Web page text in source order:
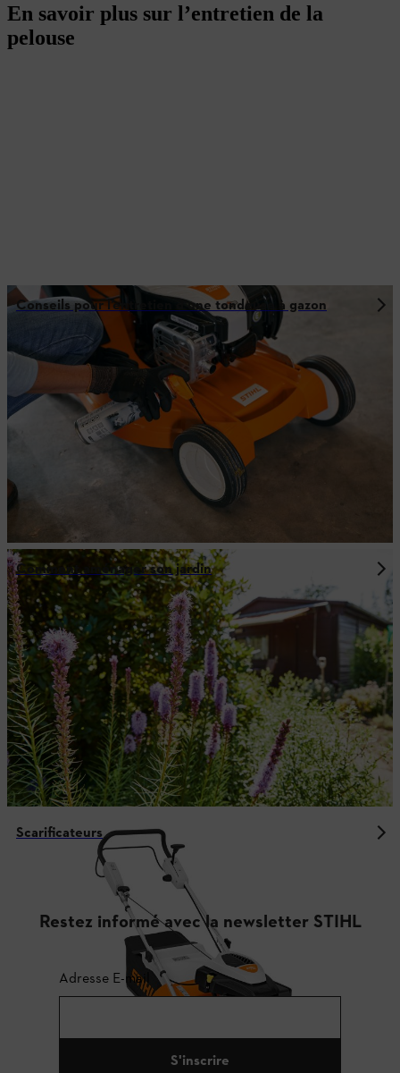
En savoir plus sur l’entretien de la
pelouse
Conseils pour l’entretien d’une tondeuse à gazon
Comment aménager son jardin
Scarificateurs
Restez informé avec la newsletter STIHL
Adresse E-mail
S'inscrire